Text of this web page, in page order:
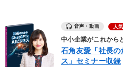
音声・動画 人気
中小企業がこれから
石角友愛「社長
ス」セミナー収録